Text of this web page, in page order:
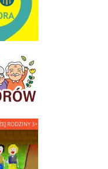
- Wieliczka
Rodziny